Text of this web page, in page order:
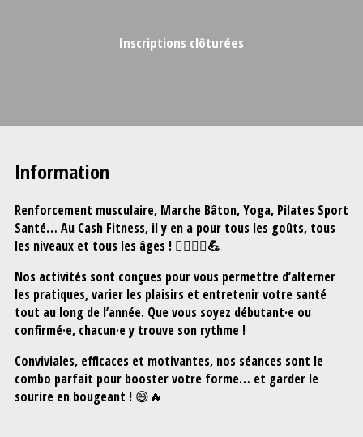
Inscriptions clôturées
Information
Renforcement musculaire, Marche Bâton, Yoga, Pilates Sport
Santé… Au Cash Fitness, il y en a pour tous les goûts, tous
les niveaux et tous les âges ! 🧘‍♀️🏃‍♂️💪
Nos activités sont conçues pour vous permettre d’alterner
les pratiques, varier les plaisirs et entretenir votre santé
tout au long de l’année. Que vous soyez débutant·e ou
confirmé·e, chacun·e y trouve son rythme !
Conviviales, efficaces et motivantes, nos séances sont le
combo parfait pour booster votre forme… et garder le
sourire en bougeant ! 😄🔥